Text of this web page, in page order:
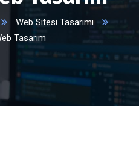
Web Sitesi Tasarımı
Tasarım